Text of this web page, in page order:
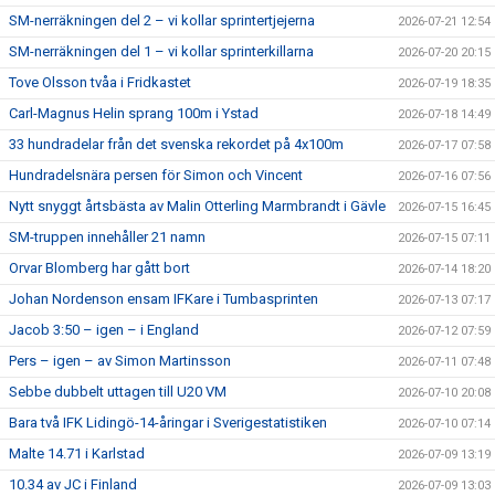
SM-nerräkningen del 2 – vi kollar sprintertjejerna 2026-07-21 12:54
SM-nerräkningen del 1 – vi kollar sprinterkillarna 2026-07-20 20:15
Tove Olsson tvåa i Fridkastet 2026-07-19 18:35
Carl-Magnus Helin sprang 100m i Ystad 2026-07-18 14:49
33 hundradelar från det svenska rekordet på 4x100m 2026-07-17 07:58
Hundradelsnära persen för Simon och Vincent 2026-07-16 07:56
Nytt snyggt årtsbästa av Malin Otterling Marmbrandt i Gävle 2026-07-15 16:45
SM-truppen innehåller 21 namn 2026-07-15 07:11
Orvar Blomberg har gått bort 2026-07-14 18:20
Johan Nordenson ensam IFKare i Tumbasprinten 2026-07-13 07:17
Jacob 3:50 – igen – i England 2026-07-12 07:59
Pers – igen – av Simon Martinsson 2026-07-11 07:48
Sebbe dubbelt uttagen till U20 VM 2026-07-10 20:08
Bara två IFK Lidingö-14-åringar i Sverigestatistiken 2026-07-10 07:14
Malte 14.71 i Karlstad 2026-07-09 13:19
10.34 av JC i Finland 2026-07-09 13:03